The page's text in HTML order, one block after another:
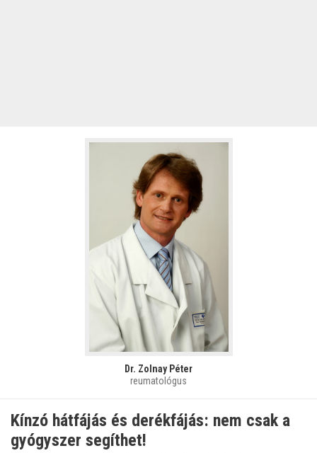
Dr. Zolnay Péter
reumatológus
Kínzó hátfájás és derékfájás: nem csak a
gyógyszer segíthet!